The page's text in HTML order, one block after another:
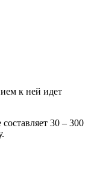
к ней идет
30 – 300